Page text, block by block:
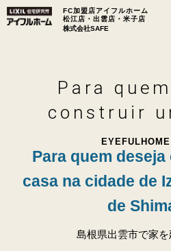
FC加盟店アイフルホーム
松江店・出雲店・米子店
株式会社SAFE
Para
construir
Para quem
casa na cidade de
de
島根県出雲市で家